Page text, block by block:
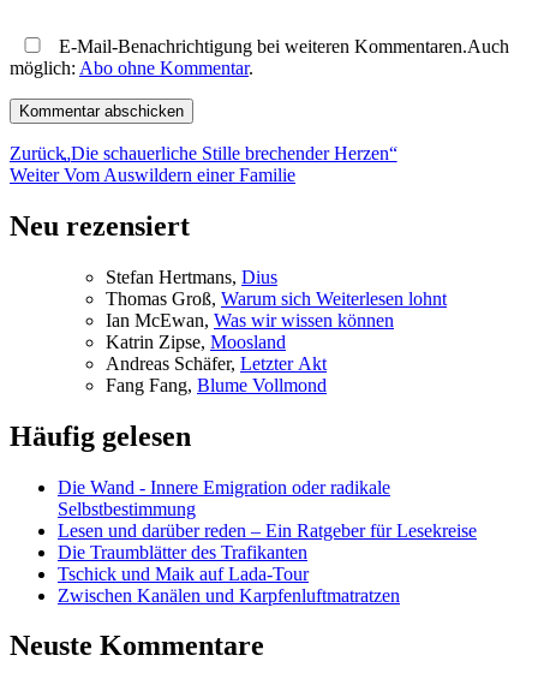
E-Mail-Benachrichtigung bei weiteren Kommentaren.Auch
möglich: Abo ohne Kommentar.
Beitragsnavigation
Zurück Vorheriger
Beitrag:
„Die schauerliche Stille brechender Herzen“
Weiter Nächster
Vom Auswildern einer Familie
Neu rezensiert
Ste­fan Hertmans, Di­us
Tho­mas Groß, War­um sich Wei­ter­le­sen lohnt
Ian McE­wan, Was wir wis­sen können
Kat­rin Zip­se, Moos­land
An­dre­as Schä­fer, Letz­ter Akt
Fang Fang, Blu­me Vollmond
Häufig gelesen
Die Wand - Innere Emigration oder radikale
Selbstbestimmung
Lesen und darüber reden – Ein Ratgeber für Lesekreise
Die Traumblätter des Trafikanten
Tschick und Maik auf Lada-Tour
Zwischen Kanälen und Karpfenluftmatratzen
Neuste Kommentare